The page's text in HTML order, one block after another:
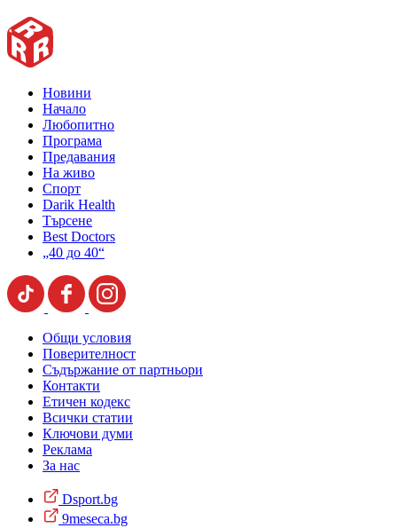
Новини
Начало
Любопитно
Програма
Предавания
На живо
Спорт
Darik Health
Търсене
Best Doctors
„40 до 40“
Общи условия
Поверителност
Съдържание от партньори
Контакти
Етичен кодекс
Всички статии
Ключови думи
Реклама
За нас
Dsport.bg
9meseca.bg